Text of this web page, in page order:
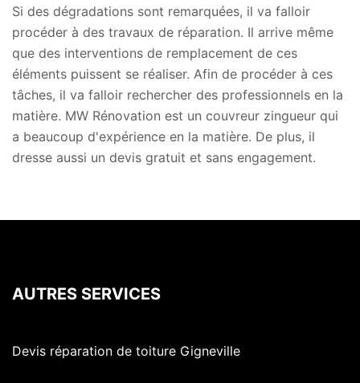
Si des dégradations sont remarquées, il va falloir
procéder à des travaux de réparation. Il arrive même
que des interventions de remplacement de ces
éléments puissent se réaliser. Afin de procéder à ces
tâches, il va falloir rechercher des professionnels en la
matière. MW Rénovation est un couvreur zingueur qui
a beaucoup d'expérience en la matière. De plus, il
dresse aussi un devis gratuit et sans engagement.
AUTRES SERVICES
Devis réparation de toiture Gigneville